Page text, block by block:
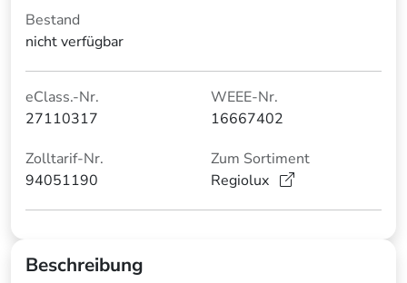
Bestand
nicht verfügbar
eClass.-Nr.
27110317
WEEE-Nr.
16667402
Zolltarif-Nr.
94051190
Zum Sortiment
Regiolux
Beschreibung